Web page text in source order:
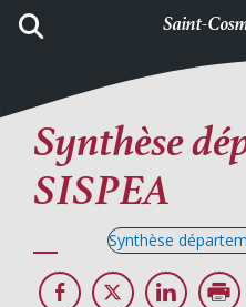
Saint-
Synthèse
SISPEA
Synthèse